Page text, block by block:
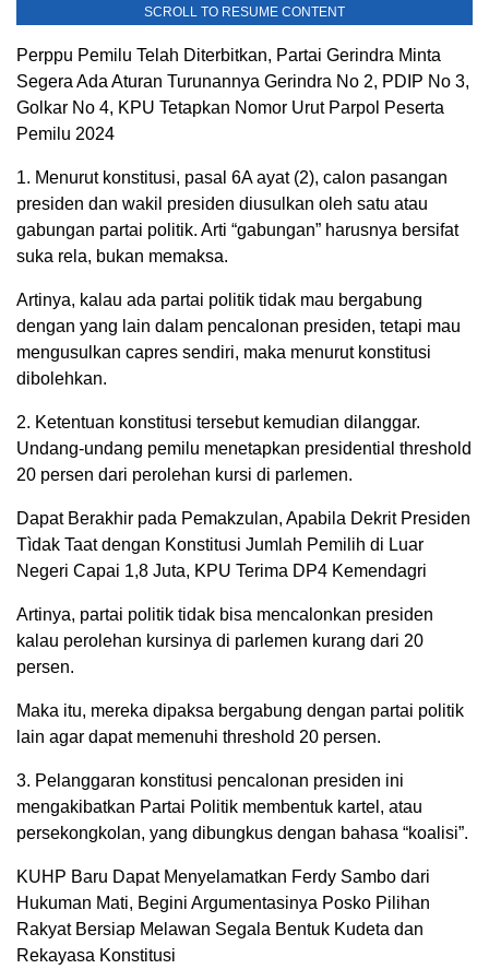
SCROLL TO RESUME CONTENT
Perppu Pemilu Telah Diterbitkan, Partai Gerindra Minta
Segera Ada Aturan Turunannya Gerindra No 2, PDIP No 3,
Golkar No 4, KPU Tetapkan Nomor Urut Parpol Peserta
Pemilu 2024
1. Menurut konstitusi, pasal 6A ayat (2), calon pasangan
presiden dan wakil presiden diusulkan oleh satu atau
gabungan partai politik. Arti “gabungan” harusnya bersifat
suka rela, bukan memaksa.
Artinya, kalau ada partai politik tidak mau bergabung
dengan yang lain dalam pencalonan presiden, tetapi mau
mengusulkan capres sendiri, maka menurut konstitusi
dibolehkan.
2. Ketentuan konstitusi tersebut kemudian dilanggar.
Undang-undang pemilu menetapkan presidential threshold
20 persen dari perolehan kursi di parlemen.
Dapat Berakhir pada Pemakzulan, Apabila Dekrit Presiden
Tìdak Taat dengan Konstitusi Jumlah Pemilih di Luar
Negeri Capai 1,8 Juta, KPU Terima DP4 Kemendagri
Artinya, partai politik tidak bisa mencalonkan presiden
kalau perolehan kursinya di parlemen kurang dari 20
persen.
Maka itu, mereka dipaksa bergabung dengan partai politik
lain agar dapat memenuhi threshold 20 persen.
3. Pelanggaran konstitusi pencalonan presiden ini
mengakibatkan Partai Politik membentuk kartel, atau
persekongkolan, yang dibungkus dengan bahasa “koalisi”.
KUHP Baru Dapat Menyelamatkan Ferdy Sambo dari
Hukuman Mati, Begini Argumentasinya Posko Pilihan
Rakyat Bersiap Melawan Segala Bentuk Kudeta dan
Rekayasa Konstitusi